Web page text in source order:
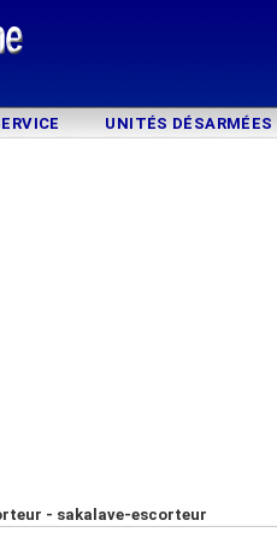
UNITÉS DÉSARMÉES
- sakalave-escorteur